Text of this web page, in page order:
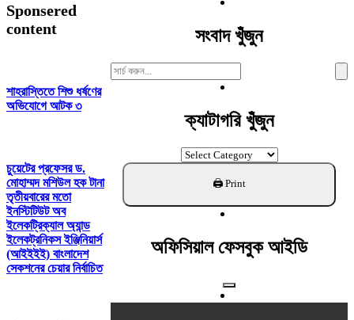
Sponsered
content
শাহরাস্তিতে শিশু ধর্ষণের
অভিযোগে আটক ৩
চুয়েটের প্রফেসর ড.
মোহাম্মদ মশিউল হক টানা
তৃতীয়বারের মতো
ইনস্টিটিউট অব
ইলেকট্রিক্যাল অ্যান্ড
ইলেকট্রনিকস ইঞ্জিনিয়ার্স
(আইইইই) বাংলাদেশ
সেকশনের চেয়ার নির্বাচিত
সংবাদ খুঁজুন
Search
For:
ক্যাটাগরি খুঁজুন
ক্যাটাগরি
খুঁজুন
অফিসিয়াল ফেসবুক আইডি